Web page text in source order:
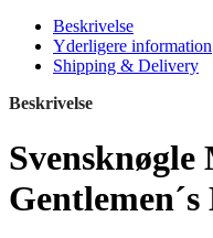
Beskrivelse
Yderligere information
Shipping & Delivery
Beskrivelse